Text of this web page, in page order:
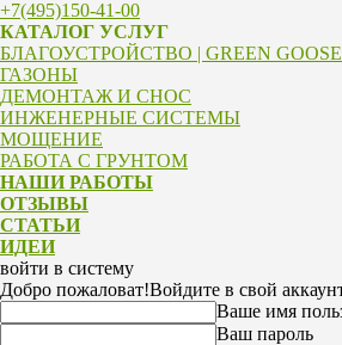
+7(495)150-41-00
КАТАЛОГ УСЛУГ
БЛАГОУСТРОЙСТВО | GREEN GOOSE
ГАЗОНЫ
ДЕМОНТАЖ И СНОС
ИНЖЕНЕРНЫЕ СИСТЕМЫ
МОЩЕНИЕ
РАБОТА С ГРУНТОМ
НАШИ РАБОТЫ
ОТЗЫВЫ
СТАТЬИ
ИДЕИ
войти в систему
Добро пожаловат!Войдите в свой
Ваше имя
Ваш пароль